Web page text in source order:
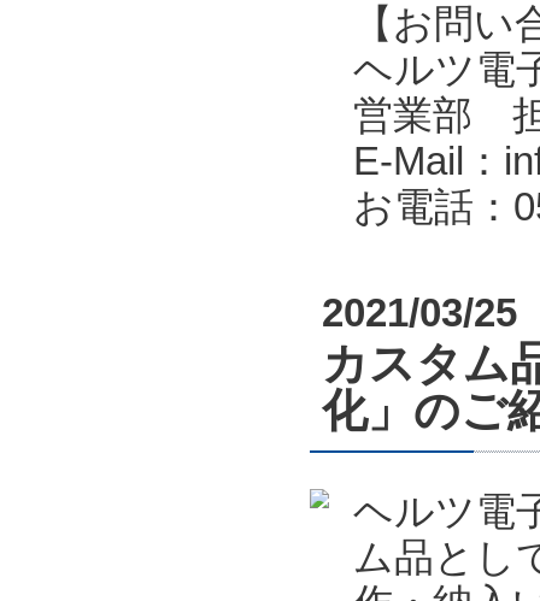
【お問い
ヘルツ電
営業部
E-Mail：
お電話：
2021/03/25
カスタム
化」のご
ヘルツ電
ム品とし